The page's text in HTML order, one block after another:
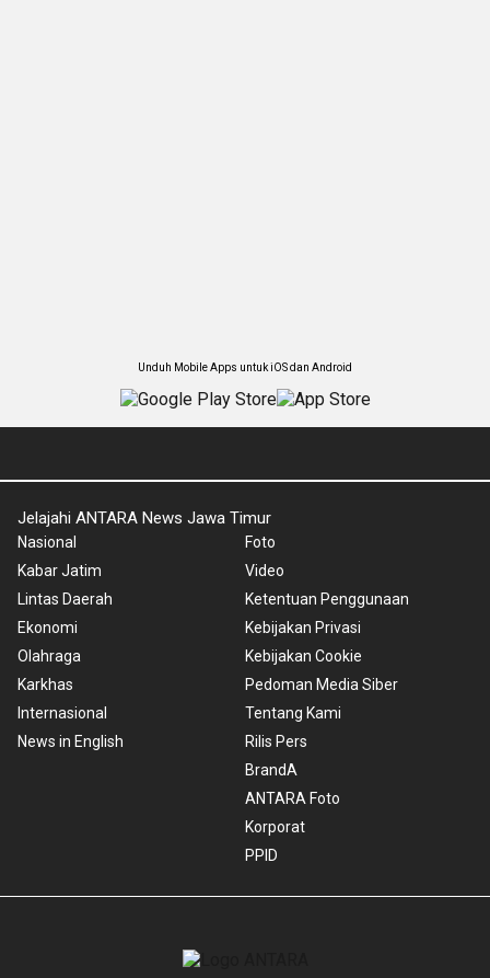
Unduh Mobile Apps untuk iOS dan Android
Jelajahi ANTARA News Jawa Timur
Nasional
Kabar Jatim
Lintas Daerah
Ekonomi
Olahraga
Karkhas
Internasional
News in English
Foto
Video
Ketentuan Penggunaan
Kebijakan Privasi
Kebijakan Cookie
Pedoman Media Siber
Tentang Kami
Rilis Pers
BrandA
ANTARA Foto
Korporat
PPID